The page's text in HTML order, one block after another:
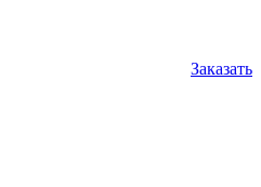
Заказать